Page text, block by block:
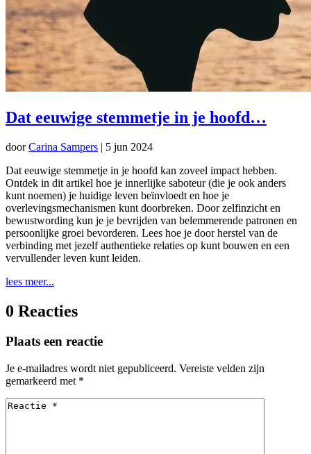
Dat eeuwige stemmetje in je hoofd…
doorCarina Sampers | 5 jun 2024
Dat eeuwige stemmetje in je hoofd kan zoveel impact hebben.
Ontdek in dit artikel hoe je innerlijke saboteur (die je ook anders
kunt noemen) je huidige leven beïnvloedt en hoe je
overlevingsmechanismen kunt doorbreken. Door zelfinzicht en
bewustwording kun je je bevrijden van belemmerende patronen en
persoonlijke groei bevorderen. Lees hoe je door herstel van de
verbinding met jezelf authentieke relaties op kunt bouwen en een
vervullender leven kunt leiden.
lees meer...
0 Reacties
Plaats een reactie
Je e-mailadres wordt niet gepubliceerd. Vereiste velden zijn
gemarkeerd met *